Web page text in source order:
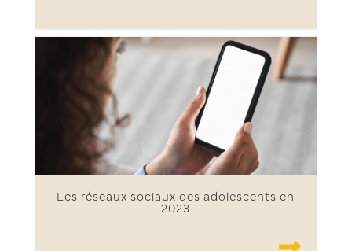
Les réseaux sociaux des adolescents en
2023
.......